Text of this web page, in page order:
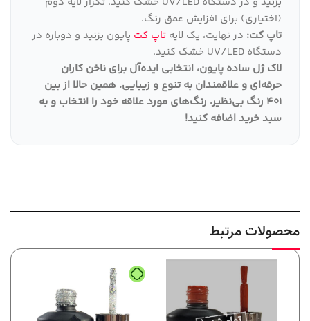
(اختیاری) برای افزایش عمق رنگ.
تاپ کت: در نهایت، یک لایه تاپ کت پایون بزنید و دوباره در
دستگاه UV/LED خشک کنید.
لاک ژل ساده پایون، انتخابی ایده‌آل برای ناخن کاران
حرفه‌ای و علاقمندان به تنوع و زیبایی. همین حالا از بین
401 رنگ بی‌نظیر، رنگ‌های مورد علاقه خود را انتخاب و به
سبد خرید اضافه کنید!
محصولات مرتبط